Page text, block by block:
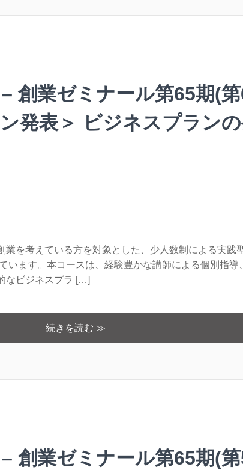
創業ゼミナール第65期(
発表＞ ビジネスプラン
業を考えている方を対象とした、少人数制による実践
います。本コースは、経験豊かな講師による個別指導
なビジネスプラ […]
続きを読む ≫
創業ゼミナール第65期(